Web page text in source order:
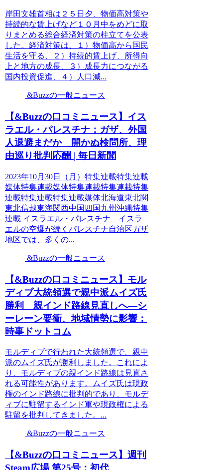
岸田文雄首相は２５日夕、物価高対策や
持続的な賃上げなど１０月中をめどに取
りまとめる総合経済対策の柱立てを公表
した。経済対策は、１）物価高から国民
生活を守る、２）持続的賃上げ、所得向
上と地方の成長、３）成長力につながる
国内投資促進、４）人口減...
&Buzzの一般ニュース
【&Buzzの口コミニュース】イス
ラエル・パレスチナ：ガザ、外国
人退避まだか 開かぬ検問所、理
由巡り批判応酬 | 毎日新聞
2023年10月30日（月）特集連載特集連載
媒体特集連載媒体特集連載特集連載特集
連載特集連載特集連載媒体北海道東北関
東北信越東海関西中国四国九州沖縄特集
連載 イスラエル・パレスチナ イスラ
エルの空爆が続くパレスチナ自治区ガザ
地区では、多くの...
&Buzzの一般ニュース
【&Buzzの口コミニュース】モル
ディブ大統領選で親中派ムイズ氏
勝利 親インド路線見直しへ―シ
ーレーン要衝、地域情勢に影響：
時事ドットコム
モルディブで行われた大統領選で、親中
派のムイズ氏が勝利しました。これによ
り、モルディブの親インド路線は見直さ
れる可能性があります。ムイズ氏は現政
権のインド路線に批判的であり、モルデ
ィブに駐留するインド軍や現政権による
駐留を批判してきました。...
&Buzzの一般ニュース
【&Buzzの口コミニュース】週刊
Steam広場 第25号：初代